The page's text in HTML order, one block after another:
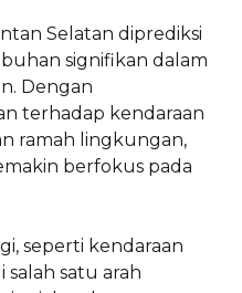
Selatan diprediksi
signifikan dalam
Dengan
terhadap kendaraan
ramah lingkungan,
berfokus pada
seperti kendaraan
salah satu arah